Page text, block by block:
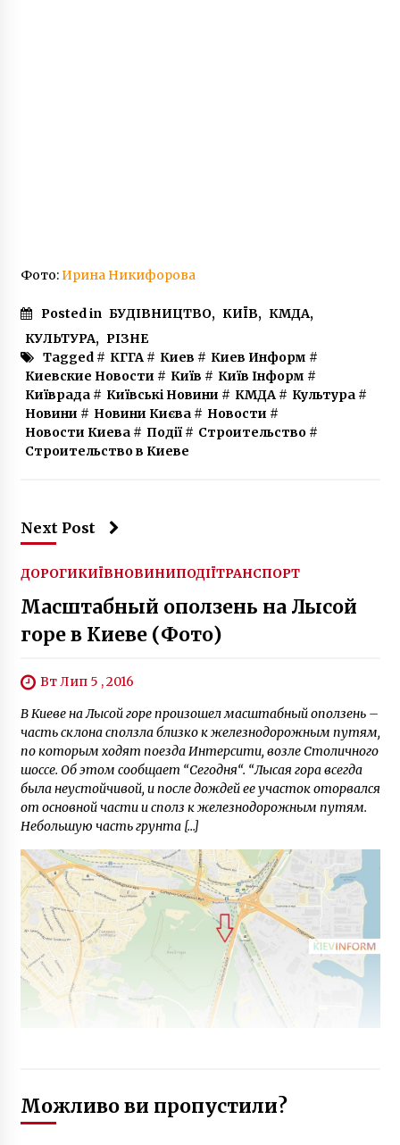
Фото: Ирина Никифорова
Posted in БУДІВНИЦТВО, КИЇВ, КМДА,
КУЛЬТУРА, РІЗНЕ
Tagged # КГГА# Киев # Киев Информ #
Киевские Новости # Київ # Київ Інформ #
Київрада# Київські Новини # КМДА# Культура#
Новини # Новини Києва# Новости #
Новости Киева# Події# Строительство#
Строительство в Киеве
Next Post
ДОРОГИКИЇВНОВИНИПОДІЇТРАНСПОРТ
Масштабный оползень на Лысой
горе в Киеве (Фото)
Вт Лип 5 , 2016
В Киеве на Лысой горе произошел масштабный оползень –
часть склона сползла близко к железнодорожным путям,
по которым ходят поезда Интерсити, возле Столичного
шоссе. Об этом сообщает “Сегодня“. “Лысая гора всегда
была неустойчивой, и после дождей ее участок оторвался
от основной части и сполз к железнодорожным путям.
Небольшую часть грунта […]
Можливо ви пропустили?